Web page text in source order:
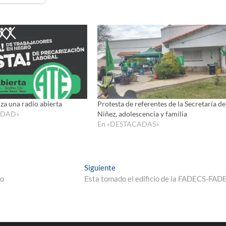
una radio abierta
Protesta de referentes de la Secretaría de
Niñez, adolescencia y familia
En «DESTACADAS»
SiguienteEntrada
siguiente:
Esta tomado el edificio de la FADECS-